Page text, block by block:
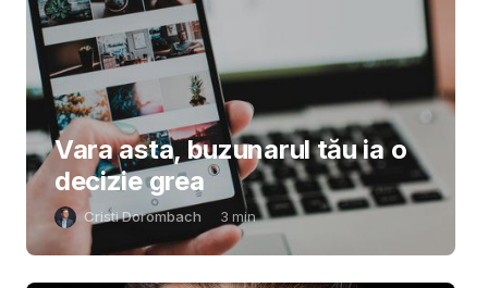
Vara asta, buzunarul tău ia o
decizie grea
Cristi Dorombach 3 min